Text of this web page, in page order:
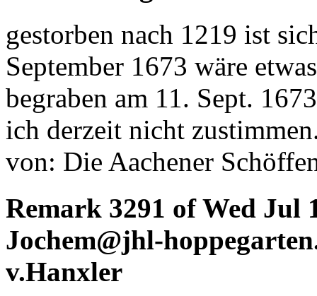
gestorben nach 1219 ist
September 1673 wäre
begraben am 11. Sept.
ich derzeit nicht
von: Die Aachener
Remark 3291 of Wed Jul
Jochem@jhl-
v.Hanxler